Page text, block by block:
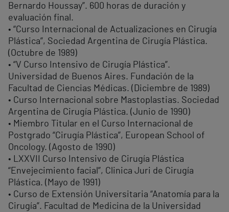
Bernardo Houssay”. 600 horas de duración y
evaluación final.
• “Curso Internacional de Actualizaciones en Cirugía
Plástica”, Sociedad Argentina de Cirugía Plástica.
(Octubre de 1989)
• “V Curso Intensivo de Cirugía Plástica”.
Universidad de Buenos Aires. Fundación de la
Facultad de Ciencias Médicas. (Diciembre de 1989)
• Curso Internacional sobre Mastoplastias. Sociedad
Argentina de Cirugía Plástica. (Junio de 1990)
• Miembro Titular en el Curso Internacional de
Postgrado “Cirugía Plástica”, European School of
Oncology. (Agosto de 1990)
• LXXVII Curso Intensivo de Cirugía Plástica
“Envejecimiento facial”, Clinica Juri de Cirugía
Plástica. (Mayo de 1991)
• Curso de Extensión Universitaria “Anatomía para la
Cirugía”. Facultad de Medicina de la Universidad